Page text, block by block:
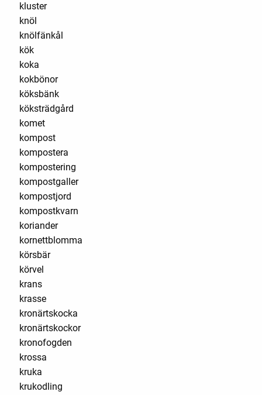
kluster
knöl
knölfänkål
kök
koka
kokbönor
köksbänk
köksträdgård
komet
kompost
kompostera
kompostering
kompostgaller
kompostjord
kompostkvarn
koriander
kornettblomma
körsbär
körvel
krans
krasse
kronärtskocka
kronärtskockor
kronofogden
krossa
kruka
krukodling